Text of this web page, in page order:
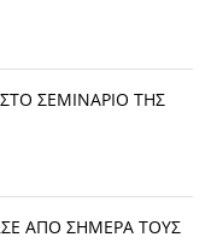
ΣΕΜΙΝΑΡΙΟ ΤΗΣ
ΑΠΟ ΣΗΜΕΡΑ ΤΟΥΣ